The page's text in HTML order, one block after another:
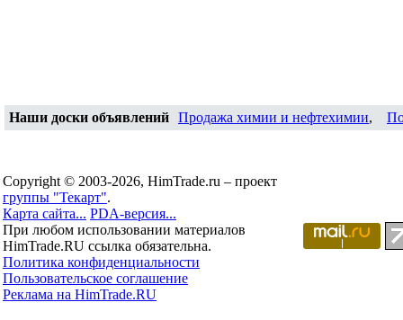
Наши доски объявлений Продажа химии и нефтехимии,
Copyright © 2003-2026, HimTrade.ru – проект
группы "Текарт".
Карта сайта... PDA-версия...
При любом использовании материалов
HimTrade.RU ссылка обязательна.
Политика конфиденциальности
Пользовательское соглашение
Реклама на HimTrade.RU